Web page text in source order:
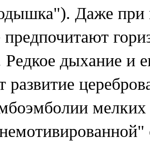
Даже
Редкое дыхание и
развитие
мелких